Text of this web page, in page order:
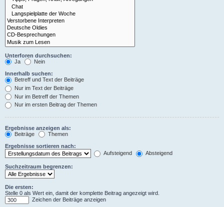
Unterforen durchsuchen:
Ja
Nein
Innerhalb suchen:
Betreff und Text der Beiträge
Nur im Text der Beiträge
Nur im Betreff der Themen
Nur im ersten Beitrag der Themen
Ergebnisse anzeigen als:
Beiträge
Themen
Ergebnisse sortieren nach:
Aufsteigend
Absteigend
Suchzeitraum begrenzen:
Die ersten:
Stelle 0 als Wert ein, damit der komplette Beitrag angezeigt wird.
Zeichen der Beiträge anzeigen